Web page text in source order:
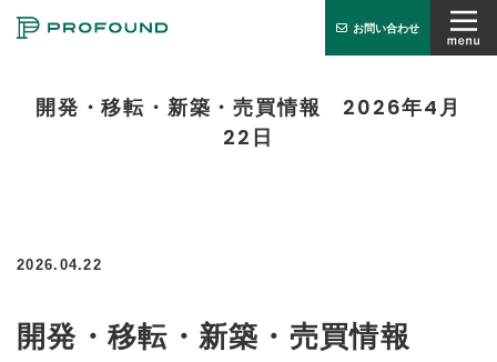
オフィス検索
実績紹介
お問い合わせ
開発・移転・新築・売買情報 2026年4月
22日
2026.04.22
開発・移転・新築・売買情報